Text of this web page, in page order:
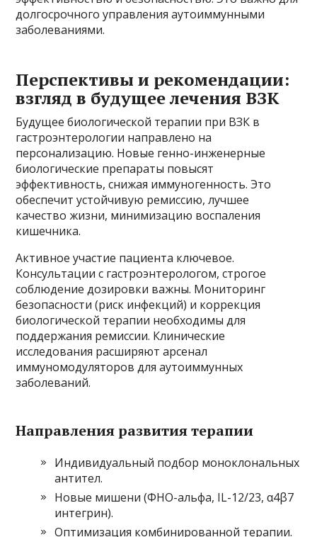
долгосрочного управления аутоиммунными
заболеваниями.
Перспективы и рекомендации:
взгляд в будущее лечения ВЗК
Будущее биологической терапии при ВЗК в
гастроэнтерологии направлено на
персонализацию. Новые генно-инженерные
биологические препараты повысят
эффективность, снижая иммуногенность. Это
обеспечит устойчивую ремиссию, лучшее
качество жизни, минимизацию воспаления
кишечника.
Активное участие пациента ключевое.
Консультации с гастроэнтерологом, строгое
соблюдение дозировки важны. Мониторинг
безопасности (риск инфекций) и коррекция
биологической терапии необходимы для
поддержания ремиссии. Клинические
исследования расширяют арсенал
иммуномодуляторов для аутоиммунных
заболеваний.
Направления развития терапии
Индивидуальный подбор моноклональных
антител.
Новые мишени (ФНО-альфа, IL-12/23, α4β7
интегрин).
Оптимизация комбинированной терапии.